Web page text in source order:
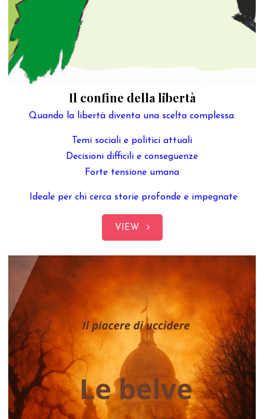
Il confine della libertà
Quando la libertà diventa una scelta complessa.
Temi sociali e politici attuali
Decisioni difficili e conseguenze
Forte tensione umana
Ideale per chi cerca storie profonde e impegnate
VIEW